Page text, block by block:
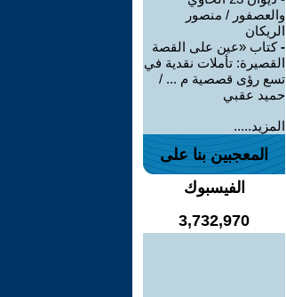
والعصفور / منصور
الريكان
-كتاب «عين على القصة
القصيرة: تأملات نقدية في
تسع رؤى قصصية م ... /
حميد عقبي
المزيد.....
المعجبين بنا على
الفيسبوك
3,732,970